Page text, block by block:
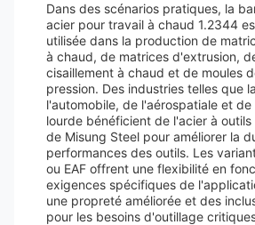
Dans des scénarios pratiques, la
acier pour travail à chaud 1.2344
utilisée dans la production de
à chaud, de matrices d'extrusion,
cisaillement à chaud et de moules
pression. Des industries telles que
l'automobile, de l'aérospatiale et de
lourde bénéficient de l'acier à
de Misung Steel pour améliorer la
performances des outils. Les
ou EAF offrent une flexibilité en
exigences spécifiques de
une propreté améliorée et des
pour les besoins d'outillage